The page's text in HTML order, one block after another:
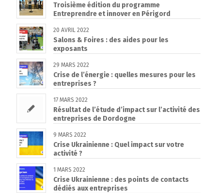
Troisième édition du programme
Entreprendre et innover en Périgord
20 AVRIL 2022
Salons & Foires : des aides pour les
exposants
29 MARS 2022
Crise de l’énergie : quelles mesures pour les
entreprises ?
17 MARS 2022
Résultat de l’étude d’impact sur l’activité des
entreprises de Dordogne
9 MARS 2022
Crise Ukrainienne : Quel impact sur votre
activité ?
1 MARS 2022
Crise Ukrainienne : des points de contacts
dédiés aux entreprises